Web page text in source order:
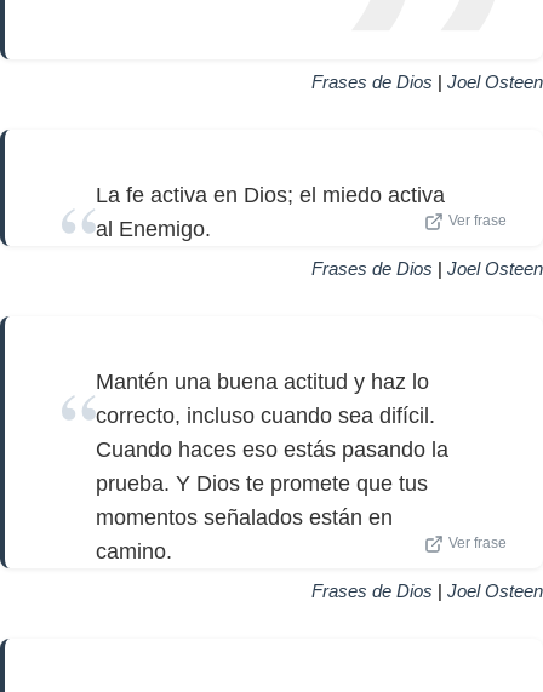
Frases de Dios | Joel Osteen
La fe activa en Dios; el miedo activa
al Enemigo.
Ver frase
Frases de Dios | Joel Osteen
Mantén una buena actitud y haz lo
correcto, incluso cuando sea difícil.
Cuando haces eso estás pasando la
prueba. Y Dios te promete que tus
momentos señalados están en
camino.
Ver frase
Frases de Dios | Joel Osteen